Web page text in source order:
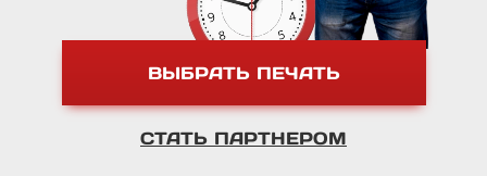
ВЫБРАТЬ ПЕЧАТЬ
СТАТЬ ПАРТНЕРОМ